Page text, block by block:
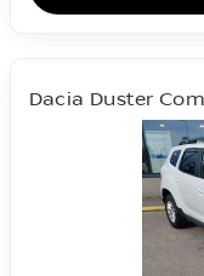
Dacia Duster